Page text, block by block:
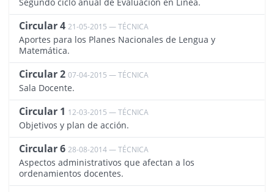
Circular 4 21-05-2015 — TÉCNICA
Aportes para los Planes Nacionales de Lengua y
Matemática.
Circular 2 07-04-2015 — TÉCNICA
Sala Docente.
Circular 1 12-03-2015 — TÉCNICA
Objetivos y plan de acción.
Circular 6 28-08-2014 — TÉCNICA
Aspectos administrativos que afectan a los
ordenamientos docentes.